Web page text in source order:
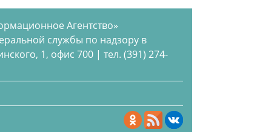
Агентство»
службы по надзору в
1, офис 700 | тел. (391) 274-